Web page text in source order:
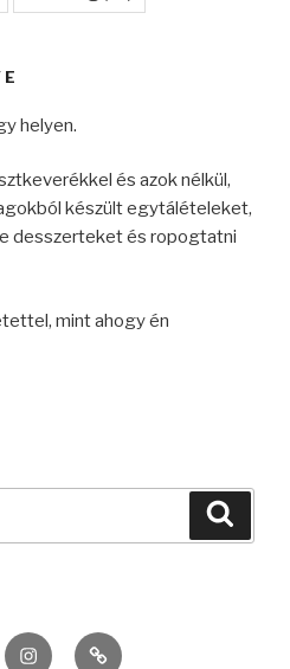
helyen.
és azok nélkül,
készült egytálételeket,
desszerteket és ropogtatni
mint ahogy én
Instagram